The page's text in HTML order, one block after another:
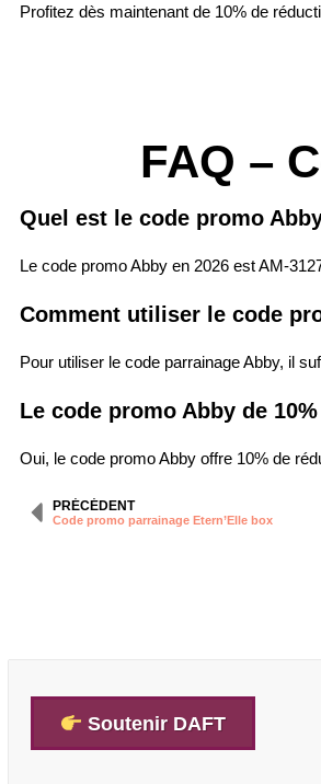
Profitez dès maintenant de 10% de
FAQ –
Quel est le code promo
Le code promo Abby en 2026 est AM-
Comment utiliser le code
Pour utiliser le code parrainage Abby, il
Le code promo Abby de
Oui, le code promo Abby offre 10% de
PRÉCÉDENT
Code promo parrainage Etern’Elle box
Soutenir DAFT